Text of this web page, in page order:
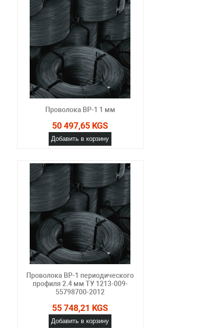
Проволока ВР-1 1 мм
50 497,65 KGS
Добавить в корзину
Проволока ВР-1 периодического
профиля 2.4 мм ТУ 1213-009-
55798700-2012
55 748,21 KGS
Добавить в корзину